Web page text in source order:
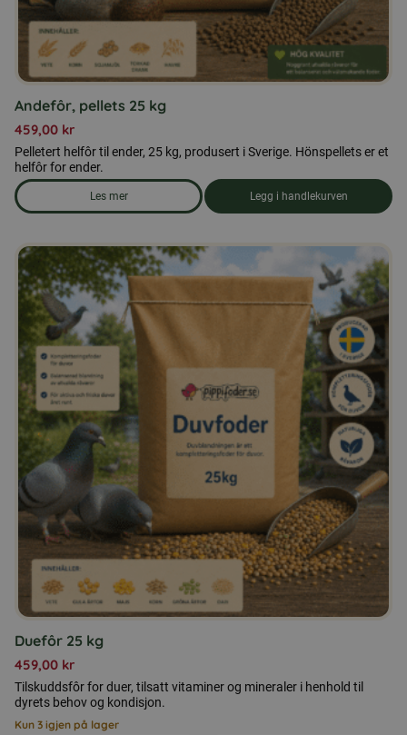
Andefôr, pellets 25 kg
459,00 kr
Pelletert helfôr til ender, 25 kg, produsert i Sverige. Hönspellets er et
helfôr for ender.
Les mer
om produkten Andefôr, pellets 25 kg
Legg i handlekurven
Duefôr 25 kg
459,00 kr
Tilskuddsfôr for duer, tilsatt vitaminer og mineraler i henhold til
dyrets behov og kondisjon.
Kun 3 igjen på lager